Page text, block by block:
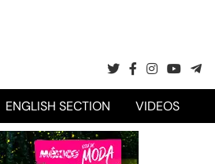
ENGLISH SECTION VIDEOS